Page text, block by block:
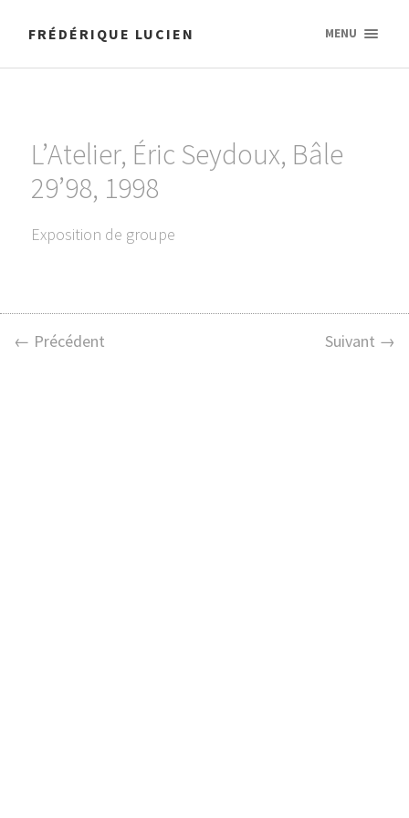
FRÉDÉRIQUE LUCIEN MENU
L’Atelier, Éric Seydoux, Bâle
29’98, 1998
Exposition de groupe
← Précédent Suivant →